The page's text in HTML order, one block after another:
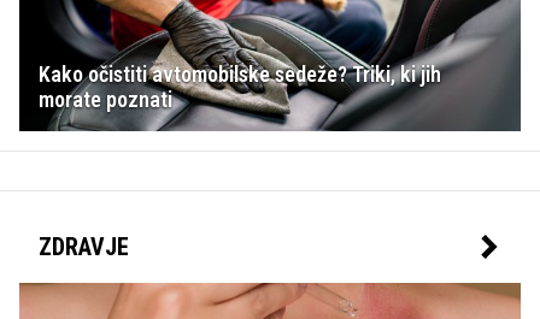
Kako očistiti avtomobilske sedeže? Triki, ki jih
morate poznati
ZDRAVJE